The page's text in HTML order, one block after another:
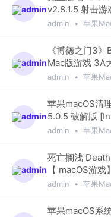
v2.8.1.5 射击游
admin • 苹果
《博德之门3
Mac版游戏 3A
admin • 苹果
苹果macOS清
5.0.5 破解版
admin • 苹果
死亡搁浅
【 macOS游戏】
admin • 苹果
苹果macOS系